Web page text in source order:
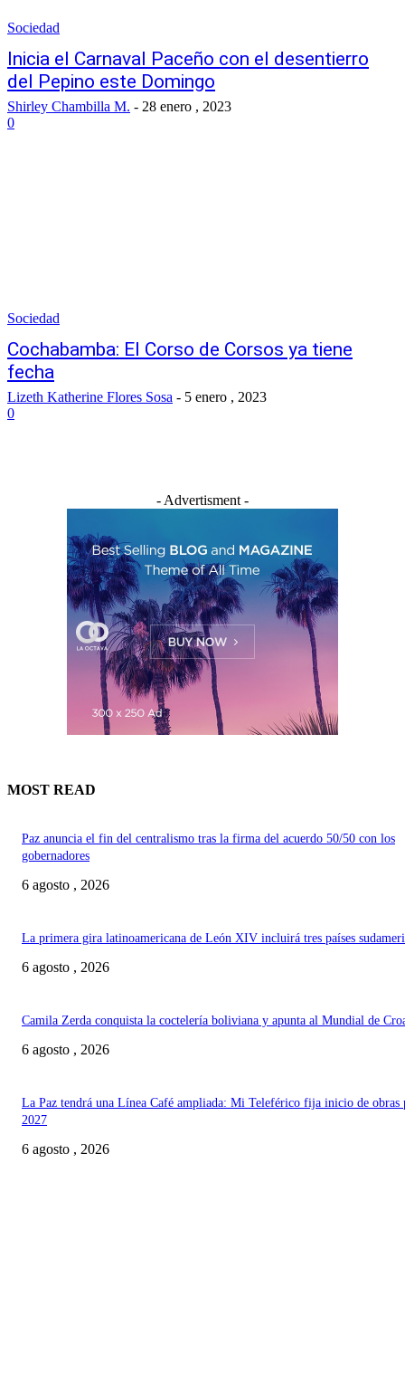
Sociedad
Inicia el Carnaval Paceño con el desentierro
del Pepino este Domingo
Shirley Chambilla M. - 28 enero , 2023
0
Sociedad
Cochabamba: El Corso de Corsos ya tiene
fecha
Lizeth Katherine Flores Sosa - 5 enero , 2023
0
- Advertisment -
MOST READ
Paz anuncia el fin del centralismo tras la firma del acuerdo 50/50 con los
gobernadores
6 agosto , 2026
La primera gira latinoamericana de León XIV incluirá tres países
6 agosto , 2026
Camila Zerda conquista la coctelería boliviana y apunta al Mundial de
6 agosto , 2026
La Paz tendrá una Línea Café ampliada: Mi Teleférico fija inicio de obras
2027
6 agosto , 2026